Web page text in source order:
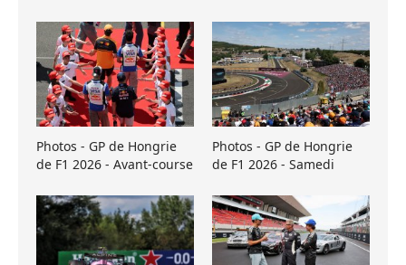
Photos - GP de Hongrie
de F1 2026 - Avant-course
Photos - GP de Hongrie
de F1 2026 - Samedi